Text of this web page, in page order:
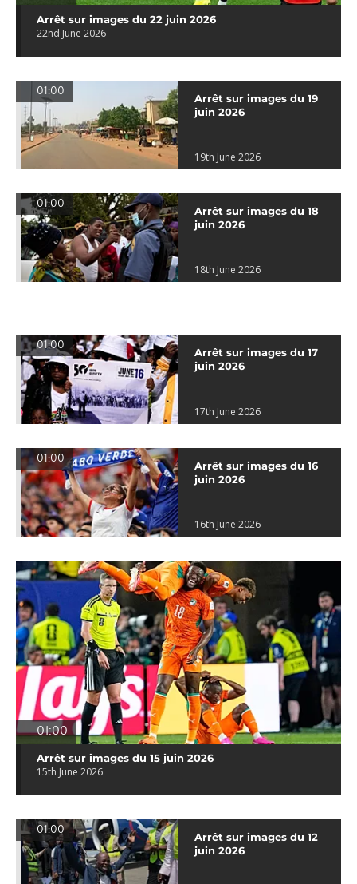
Arrêt sur images du 22 juin 2026
22nd June 2026
01:00
Arrêt sur images du 19
juin 2026
19th June 2026
01:00
Arrêt sur images du 18
juin 2026
18th June 2026
01:00
Arrêt sur images du 17
juin 2026
17th June 2026
01:00
Arrêt sur images du 16
juin 2026
16th June 2026
01:00
Arrêt sur images du 15 juin 2026
15th June 2026
01:00
Arrêt sur images du 12
juin 2026